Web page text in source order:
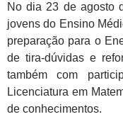
No dia 23 de agosto
jovens do Ensino
preparação para o
de tira-dúvidas e
também com
Licenciatura em
de conhecimentos.